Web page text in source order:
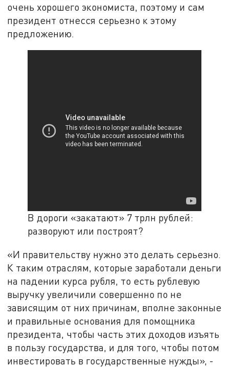
очень хорошего экономиста, поэтому и сам
президент отнесся серьезно к этому
предложению.
В дороги «закатают» 7 трлн рублей:
разворуют или построят?
«И правительству нужно это делать серьезно.
К таким отраслям, которые заработали деньги
на падении курса рубля, то есть рублевую
выручку увеличили совершенно по не
зависящим от них причинам, вполне законные
и правильные основания для помощника
президента, чтобы часть этих доходов изъять
в пользу государства, и для того, чтобы потом
инвестировать в государственные нужды», -